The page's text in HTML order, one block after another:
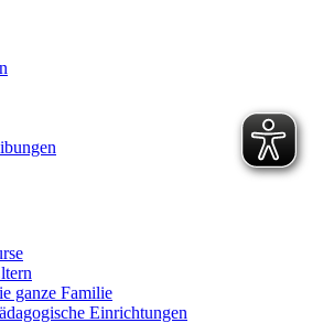
ganze Familie
Einrichtungen